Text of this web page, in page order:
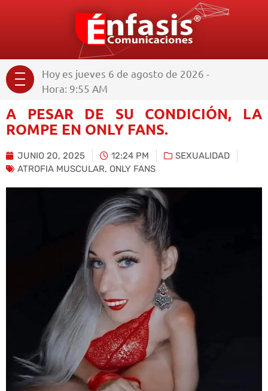
Hoy es jueves 6 de agosto de 2026 -
Hora: 9:55 AM
A PESAR DE SU CONDICIÓN, LA
ROMPE EN ONLY FANS.
JUNIO 20, 2025 12:24 PM
SEXUALIDAD
ATROFIA MUSCULAR, ONLY FANS